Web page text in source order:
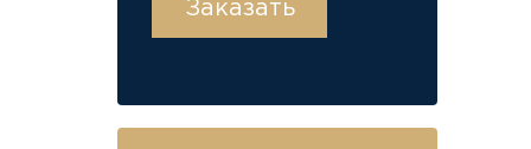
Заказать